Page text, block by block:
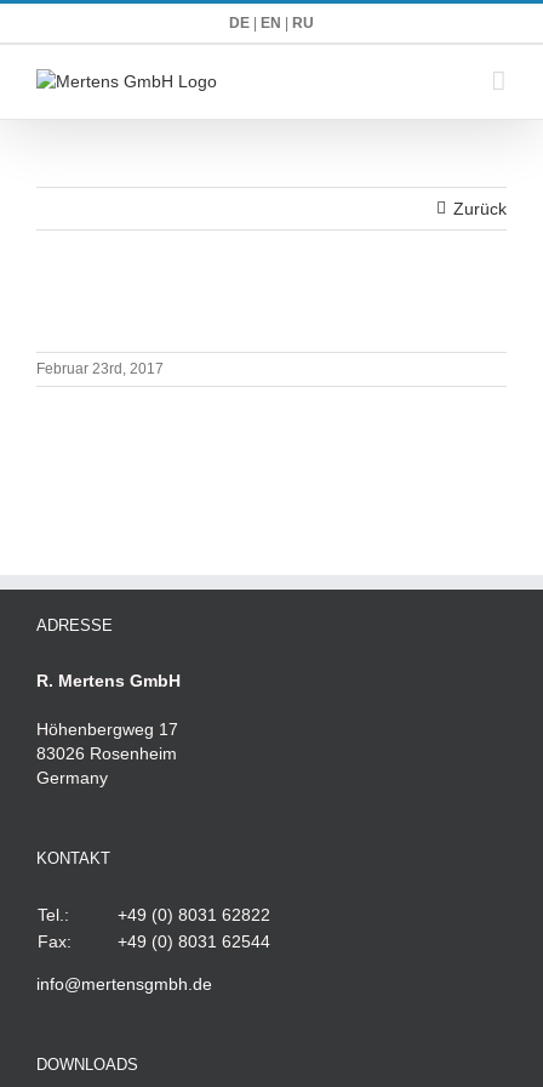
DE EN RU
Zurück
Februar 23rd, 2017
ADRESSE
R. Mertens GmbH
Höhenbergweg 17
83026 Rosenheim
Germany
KONTAKT
Tel.:
+49 (0) 8031 62822
Fax:
+49 (0) 8031 62544
info@mertensgmbh.de
DOWNLOADS